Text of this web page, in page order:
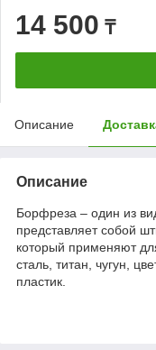
14 500 ₸
Описание
Описание
Борфреза – один из
представляет собой
который применяют
сталь, титан, чугун,
пластик.